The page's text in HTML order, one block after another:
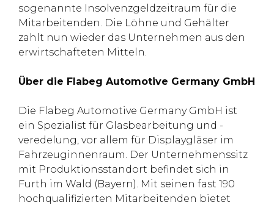
sogenannte Insolvenzgeldzeitraum für die
Mitarbeitenden. Die Löhne und Gehälter
zahlt nun wieder das Unternehmen aus den
erwirtschafteten Mitteln.
Über die Flabeg Automotive Germany GmbH
Die Flabeg Automotive Germany GmbH ist
ein Spezialist für Glasbearbeitung und -
veredelung, vor allem für Displaygläser im
Fahrzeuginnenraum. Der Unternehmenssitz
mit Produktionsstandort befindet sich in
Furth im Wald (Bayern). Mit seinen fast 190
hochqualifizierten Mitarbeitenden bietet